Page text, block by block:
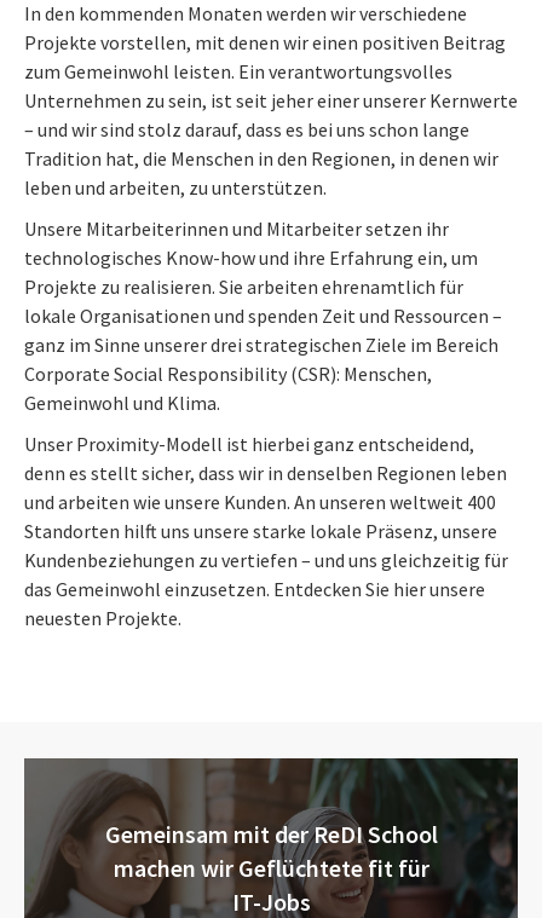
In den kommenden Monaten werden wir verschiedene
Projekte vorstellen, mit denen wir einen positiven Beitrag
zum Gemeinwohl leisten. Ein verantwortungsvolles
Unternehmen zu sein, ist seit jeher einer unserer Kernwerte
– und wir sind stolz darauf, dass es bei uns schon lange
Tradition hat, die Menschen in den Regionen, in denen wir
leben und arbeiten, zu unterstützen.
Unsere Mitarbeiterinnen und Mitarbeiter setzen ihr
technologisches Know-how und ihre Erfahrung ein, um
Projekte zu realisieren. Sie arbeiten ehrenamtlich für
lokale Organisationen und spenden Zeit und Ressourcen –
ganz im Sinne unserer drei strategischen Ziele im Bereich
Corporate Social Responsibility (CSR): Menschen,
Gemeinwohl und Klima.
Unser Proximity-Modell ist hierbei ganz entscheidend,
denn es stellt sicher, dass wir in denselben Regionen leben
und arbeiten wie unsere Kunden. An unseren weltweit 400
Standorten hilft uns unsere starke lokale Präsenz, unsere
Kundenbeziehungen zu vertiefen – und uns gleichzeitig für
das Gemeinwohl einzusetzen. Entdecken Sie hier unsere
neuesten Projekte.
Gemeinsam mit der ReDI School
machen wir Geflüchtete fit für
IT-Jobs